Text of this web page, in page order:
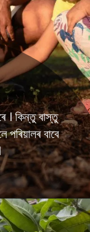
। কিন্তু বাস্তু
পৰিয়ালৰ বাবে